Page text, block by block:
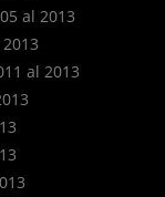
al 2013
al 2013